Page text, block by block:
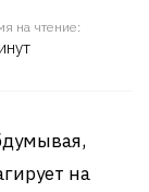
на чтение:
на